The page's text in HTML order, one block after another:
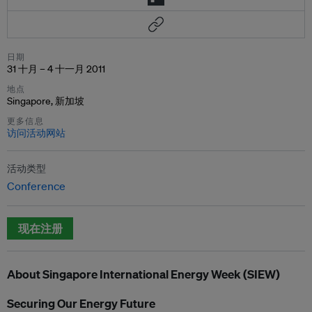
日期
31 十月 – 4 十一月 2011
地点
Singapore, 新加坡
更多信息
访问活动网站
活动类型
Conference
现在注册
About Singapore International Energy Week (SIEW)
Securing Our Energy Future